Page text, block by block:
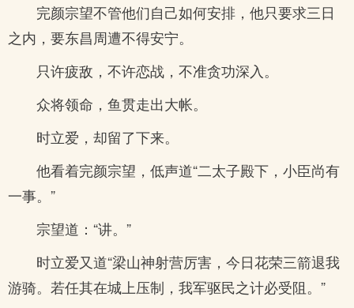
完颜宗望不管他们自己如何安排，他只要求三日
之内，要东昌周遭不得安宁。
只许疲敌，不许恋战，不准贪功深入。
众将领命，鱼贯走出大帐。
时立爱，却留了下来。
他看着完颜宗望，低声道“二太子殿下，小臣尚有
一事。”
宗望道：“讲。”
时立爱又道“梁山神射营厉害，今日花荣三箭退我
游骑。若任其在城上压制，我军驱民之计必受阻。”